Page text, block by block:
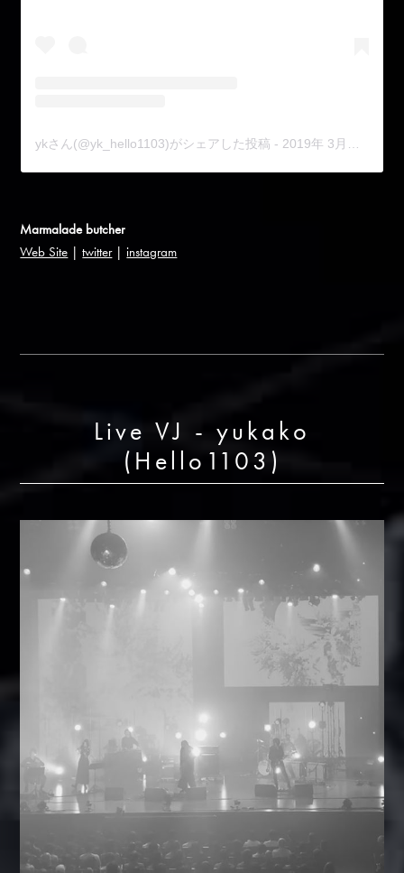
ykさん(@yk_hello1103)がシェアした投稿 - 2019年 3月月23日午後6時11分PDT
Marmalade butcher
Web Site |twitter| instagram
Live VJ - yukako
(Hello1103)